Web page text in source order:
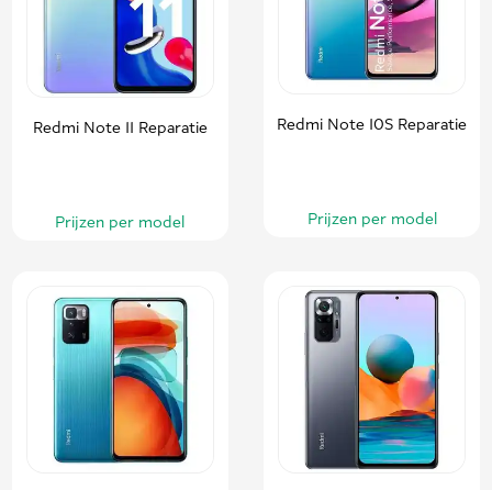
Redmi Note 11 Reparatie
Prijzen per model
Redmi Note 10S Reparatie
Prijzen per model